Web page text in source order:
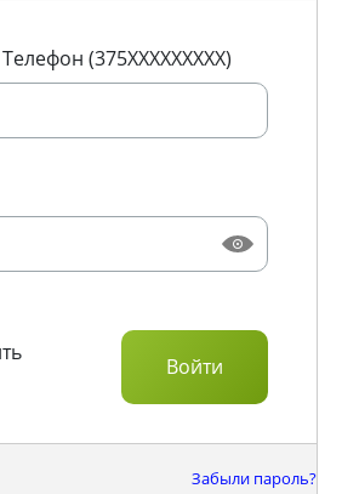
(375XXXXXXXXX)
Забыли пароль?